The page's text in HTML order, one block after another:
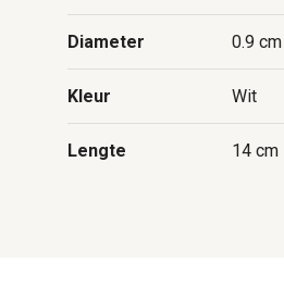
Diameter 0.9 cm
Kleur Wit
Lengte 14 cm